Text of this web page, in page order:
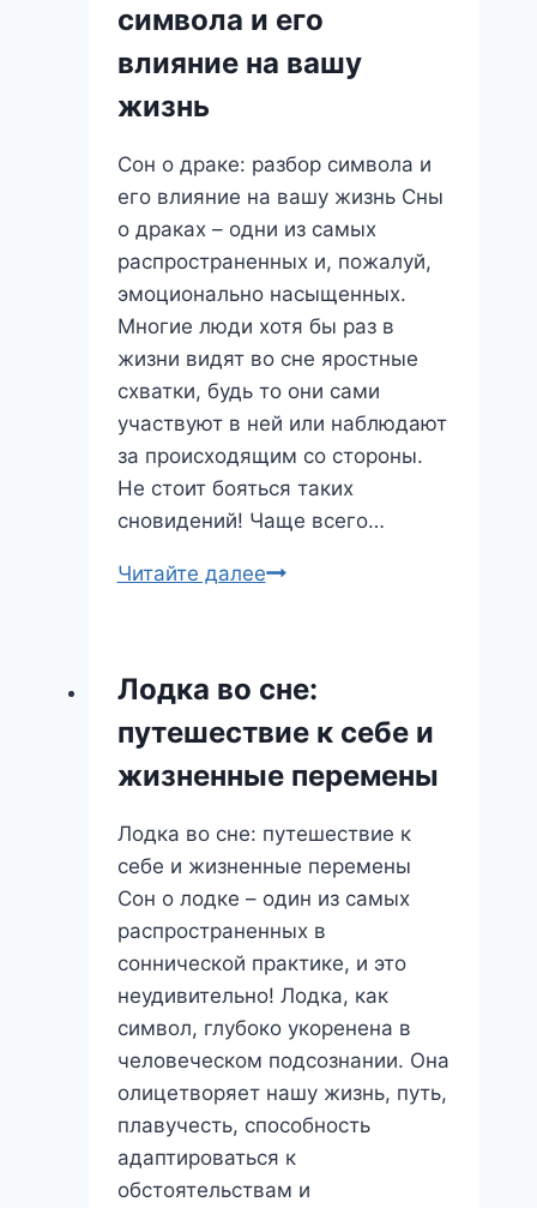
символа и его
влияние на вашу
жизнь
Сон о драке: разбор символа и
его влияние на вашу жизнь Сны
о драках – одни из самых
распространенных и, пожалуй,
эмоционально насыщенных.
Многие люди хотя бы раз в
жизни видят во сне яростные
схватки, будь то они сами
участвуют в ней или наблюдают
за происходящим со стороны.
Не стоит бояться таких
сновидений! Чаще всего…
Читайте далееСон
символа
и
его
влияние
на
вашу
жизнь
Лодка во сне:
путешествие к себе и
жизненные перемены
Лодка во сне: путешествие к
себе и жизненные перемены
Сон о лодке – один из самых
распространенных в
соннической практике, и это
неудивительно! Лодка, как
символ, глубоко укоренена в
человеческом подсознании. Она
олицетворяет нашу жизнь, путь,
плавучесть, способность
адаптироваться к
обстоятельствам и